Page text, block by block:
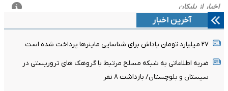
آخرین اخبار
۲۷ میلیارد تومان پاداش برای شناسایی ماینرها پرداخت شده است
ضربه اطلاعاتی به شبکه مسلح مرتبط با گروهک های تروریستی در
سیستان و بلوچستان/ بازداشت ۸ نفر